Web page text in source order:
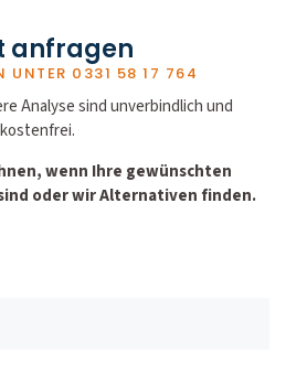
anfragen
UNTER 0331 58 17 764
Analyse sind unverbindlich und
kostenfrei.
wenn Ihre gewünschten
oder wir Alternativen finden.